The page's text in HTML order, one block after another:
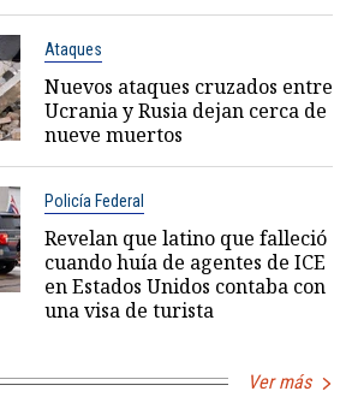
Ataques
Nuevos ataques cruzados entre
Ucrania y Rusia dejan cerca de
nueve muertos
Policía Federal
Revelan que latino que falleció
cuando huía de agentes de ICE
en Estados Unidos contaba con
una visa de turista
Ver más